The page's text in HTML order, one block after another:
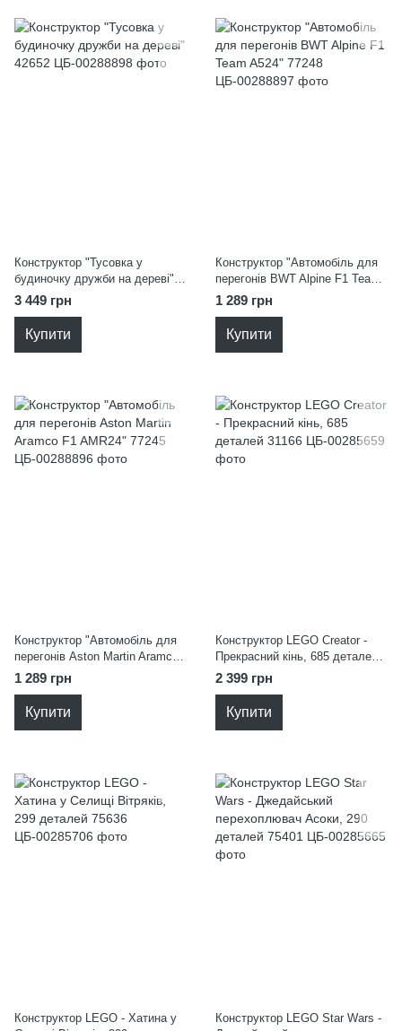
Конструктор "Тусовка у
будиночку дружби на дереві"
42652
3 449 грн
Купити
Конструктор "Автомобіль для
перегонів BWT Alpine F1 Team
A524" 77248
1 289 грн
Купити
Конструктор "Автомобіль для
перегонів Aston Martin Aramco
F1 AMR24" 77245
1 289 грн
Купити
Конструктор LEGO Creator -
Прекрасний кінь, 685 деталей
31166
2 399 грн
Купити
Конструктор LEGO - Хатина у
Конструктор LEGO Star Wars -